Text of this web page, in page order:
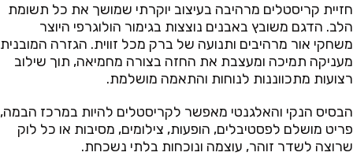
חזיית קריסטלים מרהיבה בעיצוב יוקרתי שמושך את כל תשומת
הלב. הדגם משובץ באבנים נוצצות בגימור הולוגרפי היוצר
משחקי אור מרהיבים ותנועה של ברק מכל זווית. הגזרה המובנית
מעניקה תמיכה ומעצבת את החזה בצורה מחמיאה, תוך שילוב
רצועות מתכווננות לנוחות והתאמה מושלמת.
הבסיס הנקי והאלגנטי מאפשר לקריסטלים להיות במרכז הבמה,
פריט מושלם לפסטיבלים, הופעות, צילומים, מסיבות או כל לוק
שרוצה לשדר זוהר, עוצמה ונוכחות בלתי נשכחת.